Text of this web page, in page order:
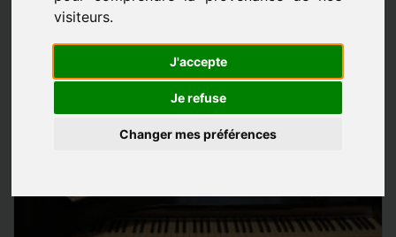
visiteurs.
J'accepte
Je refuse
Changer mes préférences